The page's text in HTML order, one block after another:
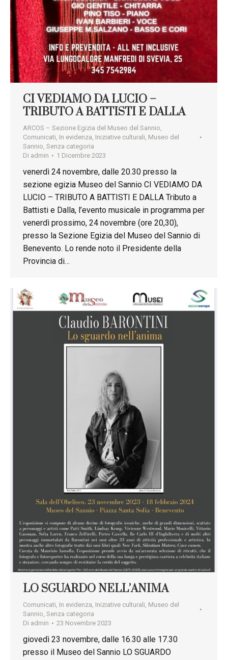
CI VEDIAMO DA LUCIO –
TRIBUTO A BATTISTI E DALLA
ARCOS – Sezione Egizia del Museo del Sannio,
Comunicati, In evidenza, Iniziative culturali, Museo del
Sannio, Senza categoria
Di admin 1 Dicembre 2023
venerdì 24 novembre, dalle 20.30 presso la
sezione egizia Museo del Sannio CI VEDIAMO DA
LUCIO – TRIBUTO A BATTISTI E DALLA Tributo a
Battisti e Dalla, l’evento musicale in programma per
venerdì prossimo, 24 novembre (ore 20,30),
presso la Sezione Egizia del Museo del Sannio di
Benevento. Lo rende noto il Presidente della
Provincia di…
LO SGUARDO NELL’ANIMA
Comunicati In evidenza Iniziative culturali Museo del
Sannio Senza categoria
Di admin 23 Novembre 2023
giovedì 23 novembre, dalle 16.30 alle 17.30
presso il Museo del Sannio LO SGUARDO